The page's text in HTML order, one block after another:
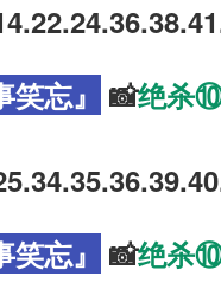
笑忘』 📸绝杀
笑忘』 📸绝杀